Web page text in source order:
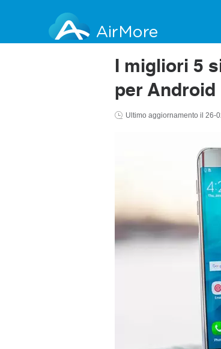
AirMore
I migliori 5
per Android
Ultimo aggiornamento il 26-